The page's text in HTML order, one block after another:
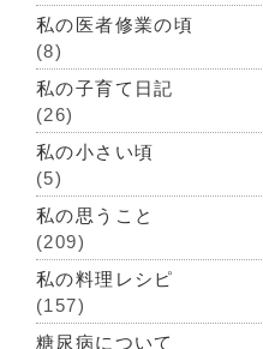
私の医者修業の頃
(8)
私の子育て日記
(26)
私の小さい頃
(5)
私の思うこと
(209)
私の料理レシピ
(157)
糖尿病について